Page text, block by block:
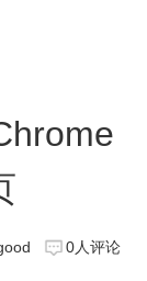
0人评论